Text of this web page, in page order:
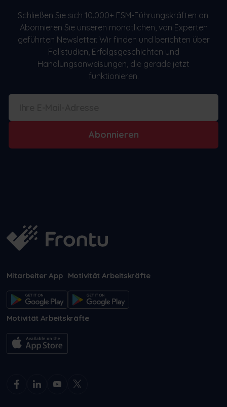
Schließen Sie sich 10.000+ FSM-Führungskräften an.
Abonnieren Sie unseren monatlichen, von Experten
geführten Newsletter. Wir finden und berichten über
Fallstudien, Erfolgsgeschichten und
Handlungsanweisungen, die gerade jetzt
funktionieren.
Abonnieren
Mitarbeiter App Motivität Arbeitskräfte
Motivität Arbeitskräfte